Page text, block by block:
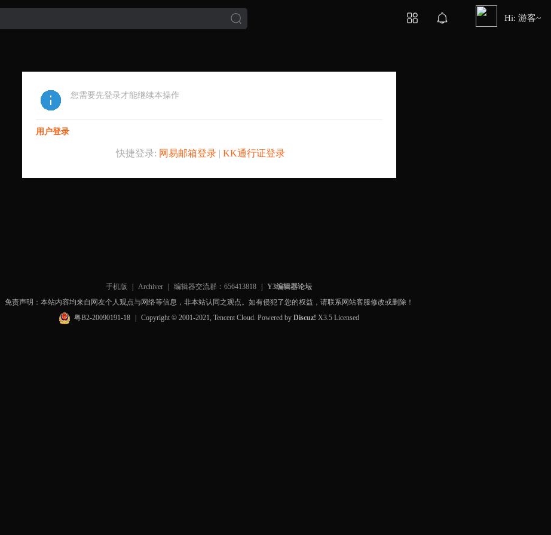
Hi: 游客~
您需要先登录才能继续本操作
用户登录
快捷登录: 网易邮箱登录| KK通行证登录
手机版 Archiver 编辑器交流群：656413818
Y3编辑器论坛
免责声明：本站内容均来自网友个人观点与网络等信息，非本站认同之观点。如有侵犯了您的权益，请联系网站客服修改或删除！
粤B2-20090191-18
Copyright © 2001-2021, Tencent Cloud. Powered byDiscuz! X3.5 Licensed